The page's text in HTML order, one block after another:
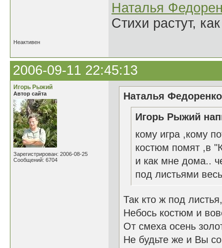
Наталья
Стихи растут,
Неактивен
2006-09-11 22:45:13
Игорь Рыжий
Автор сайта
Зарегистрирован: 2006-08-25
Сообщений: 6704
Наталья
Игорь Рыжий
кому игра ,кому
костюм помят ,в
и как мне дома..
под листьями
Так кто ж под
Небось костюм и
От смеха осень
Не будьте же и Вы